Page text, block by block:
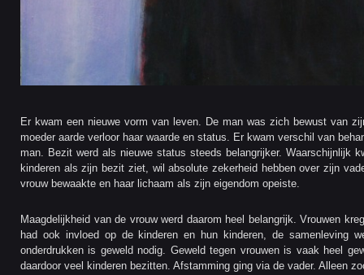
Er kwam een nieuwe vorm van leven. De man was zich bewust van
moeder aarde verloor haar waarde en status. Er kwam verschil van
man. Bezit werd als nieuwe status steeds belangrijker. Waarschijnlijk
kinderen als zijn bezit ziet, wil absolute zekerheid hebben over zijn
vrouw bewaakte en haar lichaam als zijn eigendom opeiste.
Maagdelijkheid van de vrouw werd daarom heel belangrijk. Vrouwen
had ook invloed op de kinderen en hun kinderen, de samenleving
onderdrukken is geweld nodig. Geweld tegen vrouwen is vaak heel
daardoor veel kinderen bezitten. Afstamming ging via de vader. Alleen